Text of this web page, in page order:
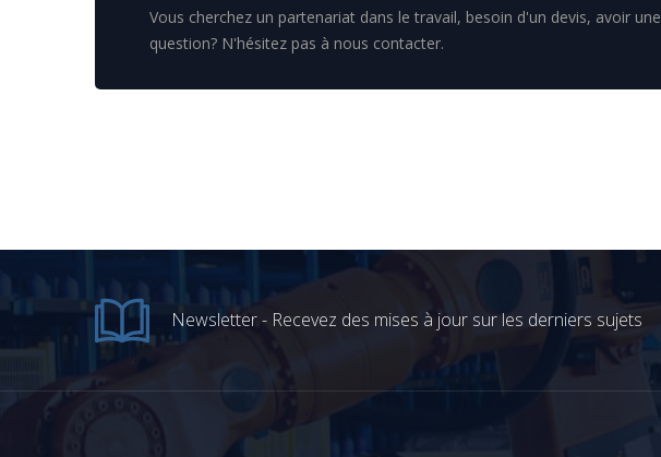
Vous cherchez un partenariat dans le travail, besoin d'un devis, avoir une
question? N'hésitez pas à nous contacter.
Newsletter - Recevez des mises à jour sur les derniers sujets